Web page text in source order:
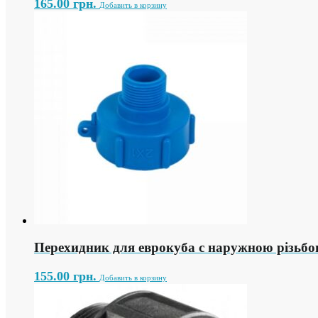
165.00 грн. Добавить в корзину
Перехидник для еврокуба с наружною
155.00 грн. Добавить в корзину